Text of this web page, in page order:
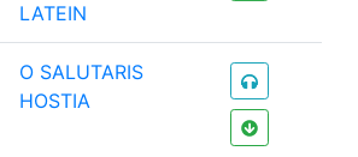
LATEIN
O SALUTARIS
HOSTIA